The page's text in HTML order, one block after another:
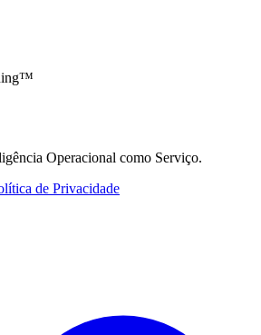
Operacional como Serviço.
de Privacidade